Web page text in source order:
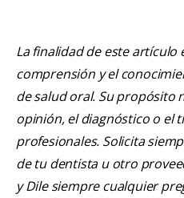
La finalidad de este artículo
comprensión y el
de salud oral. Su propósito
opinión, el diagnóstico o el
profesionales. Solicita
de tu dentista u otro
y Dile siempre cualquier